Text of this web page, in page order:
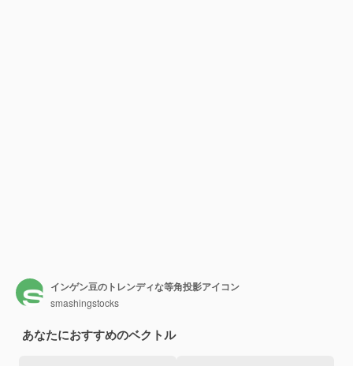
インゲン豆のトレンディな等角投影アイコン
smashingstocks
あなたにおすすめのベクトル